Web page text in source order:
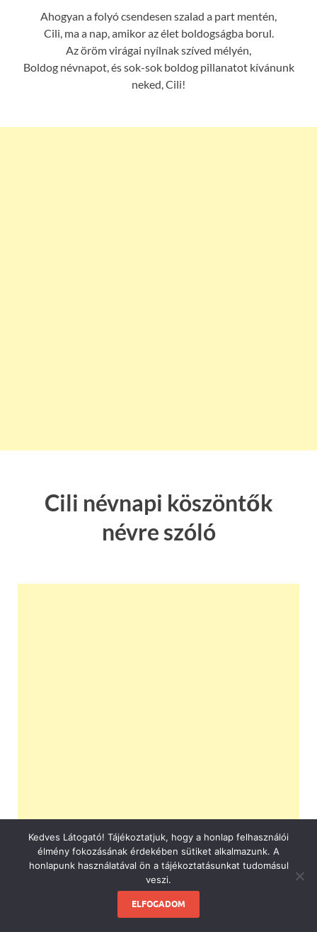
Ahogyan a folyó csendesen szalad a part mentén,
Cili, ma a nap, amikor az élet boldogságba borul.
Az öröm virágai nyílnak szíved mélyén,
Boldog névnapot, és sok-sok boldog pillanatot kívánunk
neked, Cili!
Cili névnapi köszöntők
névre szóló
Kedves Látogató! Tájékoztatjuk, hogy a honlap felhasználói
élmény fokozásának érdekében sütiket alkalmazunk. A
honlapunk használatával ön a tájékoztatásunkat tudomásul
veszi.
ELFOGADOM